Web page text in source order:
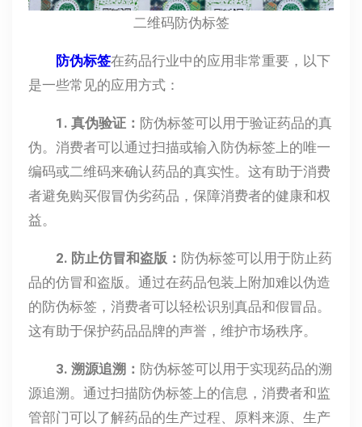
二维码防伪标签
防伪标签在药品行业中的应用非常重要，以下
是一些常见的应用方式：
1. 真伪验证： 防伪标签可以用于验证药品的真
伪。消费者可以通过扫描或输入防伪标签上的唯一
编码或二维码来确认药品的真实性。这有助于消费
者避免购买假冒伪劣药品，保障消费者的健康和权
益。
2. 防止仿冒和盗版： 防伪标签可以用于防止药
品的仿冒和盗版。通过在药品包装上附加难以伪造
的防伪标签，消费者可以轻松识别真品和假冒品。
这有助于保护药品品牌的声誉，维护市场秩序。
3. 溯源追溯： 防伪标签可以用于实现药品的溯
源追溯。通过扫描防伪标签上的信息，消费者和监
管部门可以了解药品的生产过程、原料来源、生产